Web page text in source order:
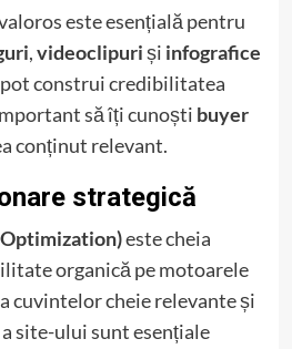
este esențială pentru
,videoclipuriși infografice
construi credibilitatea
să îți cunoști buyer
conținut relevant.
strategică
Optimization)este cheia
organică pe motoarele
cuvintelor cheie relevante și
site-ului sunt esențiale